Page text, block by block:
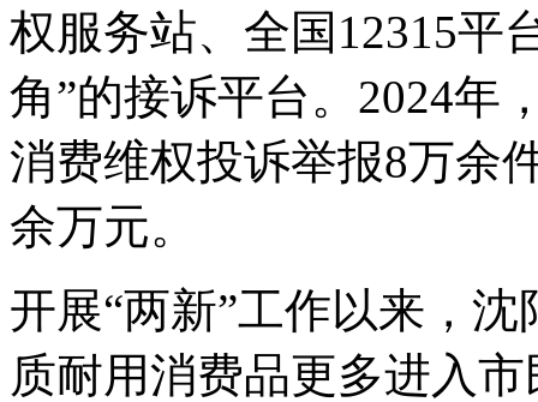
权服务站、全国12315平
角”的接诉平台。2024年
消费维权投诉举报8万余
余万元。
开展“两新”工作以来，
质耐用消费品更多进入